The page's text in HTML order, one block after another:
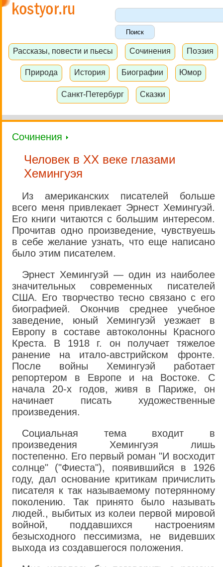
Рассказы, повести и пьесы Сочинения Поэзия
Природа История Биографии Юмор
Санкт-Петербург Сказки
Сочинения
Человек в XX веке глазами
Хемингуэя
Из американских писателей больше
всего меня привлекает Эрнест Хемингуэй.
Его книги читаются с большим интересом.
Прочитав одно произведение, чувствуешь
в себе желание узнать, что еще написано
было этим писателем.
Эрнест Хемингуэй — один из наиболее
значительных современных писателей
США. Его творчество тесно связано с его
биографией. Окончив среднее учебное
заведение, юный Хемингуэй уезжает в
Европу в составе автоколонны Красного
Креста. В 1918 г. он получает тяжелое
ранение на итало-австрийском фронте.
После войны Хемингуэй работает
репортером в Европе и на Востоке. С
начала 20-х годов, живя в Париже, он
начинает писать художественные
произведения.
Социальная тема входит в
произведения Хемингуэя лишь
постепенно. Его первый роман "И восходит
солнце" ("Фиеста"), появившийся в 1926
году, дал основание критикам причислить
писателя к так называемому потерянному
поколению. Так принято было называть
людей., выбитых из колеи первой мировой
войной, поддавшихся настроениям
безысходного пессимизма, не видевших
выхода из создавшегося положения.